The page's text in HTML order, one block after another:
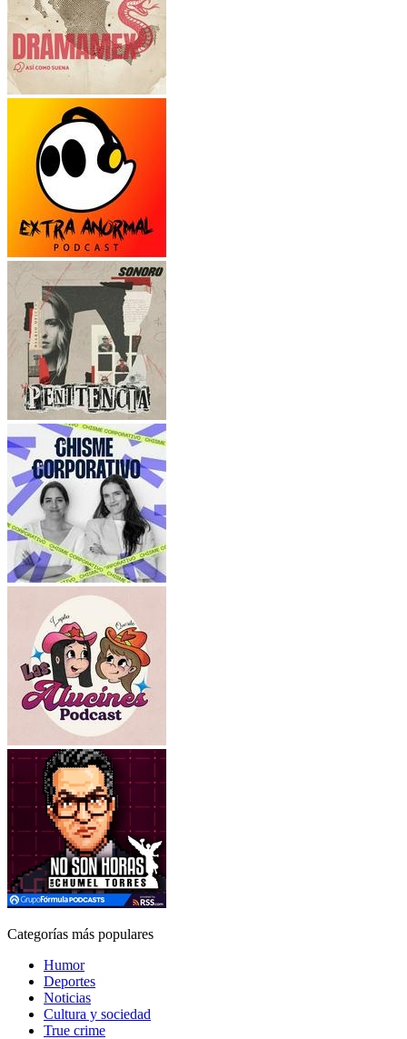
Categorías más populares
Humor
Deportes
Noticias
Cultura y sociedad
True crime